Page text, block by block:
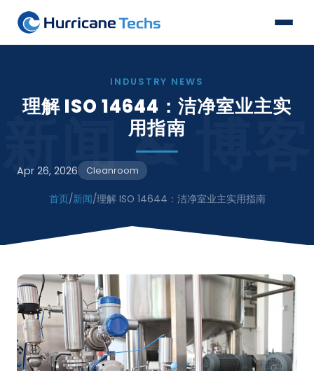
新闻 & 博客
INDUSTRY NEWS
理解 ISO 14644：洁净室业主实
用指南
Apr 26, 2026 Cleanroom
首页/新闻/理解 ISO 14644：洁净室业主实用指南